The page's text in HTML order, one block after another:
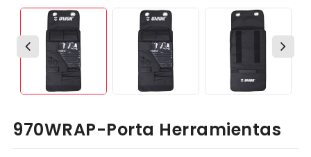
970WRAP-Porta Herramientas